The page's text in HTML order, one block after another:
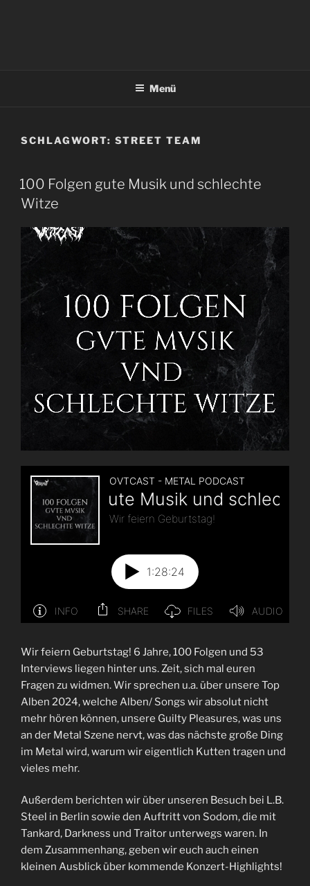
Menü
SCHLAGWORT: STREET TEAM
100 Folgen gute Musik und schlechte
Witze
Wir feiern Geburtstag! 6 Jahre, 100 Folgen und 53
Interviews liegen hinter uns. Zeit, sich mal euren
Fragen zu widmen. Wir sprechen u.a. über unsere Top
Alben 2024, welche Alben/ Songs wir absolut nicht
mehr hören können, unsere Guilty Pleasures, was uns
an der Metal Szene nervt, was das nächste große Ding
im Metal wird, warum wir eigentlich Kutten tragen und
vieles mehr.
Außerdem berichten wir über unseren Besuch bei L.B.
Steel in Berlin sowie den Auftritt von Sodom, die mit
Tankard, Darkness und Traitor unterwegs waren. In
dem Zusammenhang, geben wir euch auch einen
kleinen Ausblick über kommende Konzert-Highlights!